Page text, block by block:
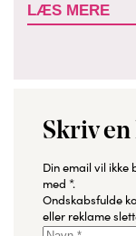
LÆS MERE
Skriv
Din email vil ikke
med *.
Ondskabsfulde
eller reklame